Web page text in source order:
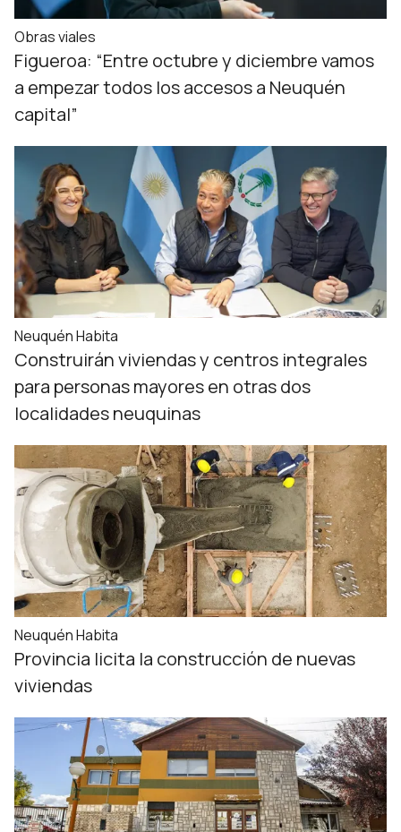
Obras viales
Figueroa: “Entre octubre y diciembre vamos
a empezar todos los accesos a Neuquén
capital”
Neuquén Habita
Construirán viviendas y centros integrales
para personas mayores en otras dos
localidades neuquinas
Neuquén Habita
Provincia licita la construcción de nuevas
viviendas